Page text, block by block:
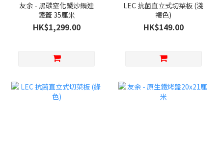
友余 - 黑碳窒化鐵炒鍋連
鐵蓋 35厘米
HK$1,299.00
LEC 抗菌直立式切菜板 (淺
褐色)
HK$149.00